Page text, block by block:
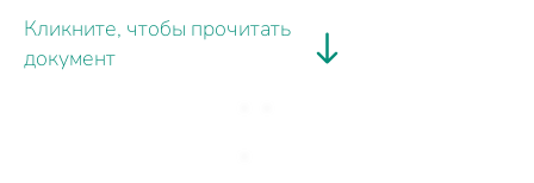
Кликните, чтобы прочитать
документ